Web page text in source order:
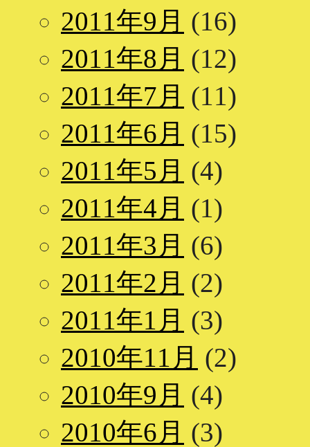
2011年9月 (16)
2011年8月 (12)
2011年7月 (11)
2011年6月 (15)
2011年5月 (4)
2011年4月 (1)
2011年3月 (6)
2011年2月 (2)
2011年1月 (3)
2010年11月 (2)
2010年9月 (4)
2010年6月 (3)